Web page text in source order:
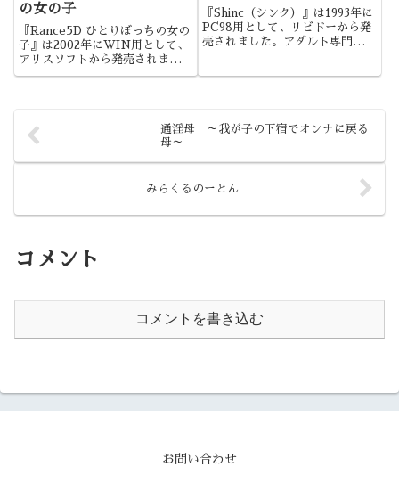
の女の子
『Rance5D ひとりぼっちの女の
子』は2002年にWIN用として、
アリスソフトから発売されまし
た。あのランスシリーズが再び帰
『Shinc（シンク）』は1993年に
PC98用として、リビドーから発
売されました。アダルト専門のリ
通淫母 ～我が子の下宿でオンナに戻る
母～
みらくるのーとん
コメント
コメントを書き込む
お問い合わせ